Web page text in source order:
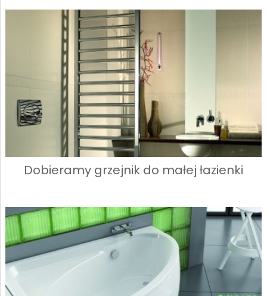
Dobieramy grzejnik do małej łazienki